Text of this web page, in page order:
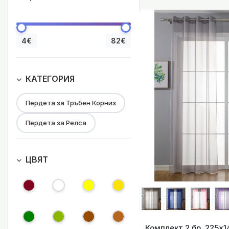
4€ 82€
КАТЕГОРИЯ
Пердета за Тръбен Корниз
Пердета за Релса
ЦВЯТ
Комплект 2
Комплект 2
Комплект 2